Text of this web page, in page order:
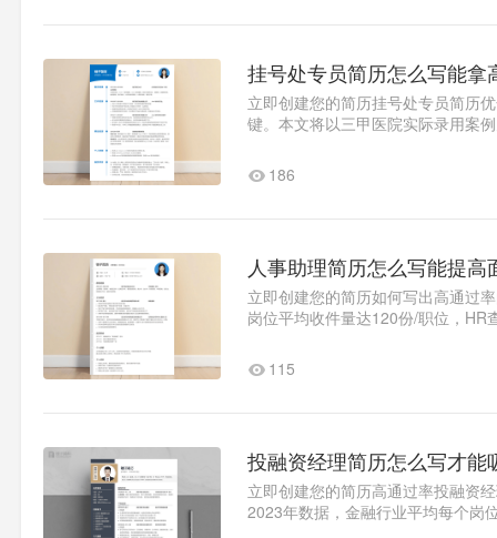
挂号处专员简历怎么写能拿
立即创建您的简历挂号处专员简历
键。本文将以三甲医院实际录用案
186
人事助理简历怎么写能提
立即创建您的简历如何写出高通过
岗位平均收件量达120份/职位，
115
投融资经理简历怎么写才能
立即创建您的简历高通过率投融资
2023年数据，金融行业平均每个岗